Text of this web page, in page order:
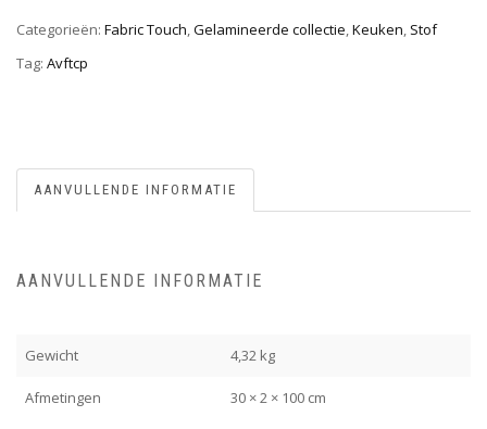
Categorieën: Fabric Touch,Gelamineerde collectie,Keuken, Stof
Tag: Avftcp
AANVULLENDE INFORMATIE
AANVULLENDE INFORMATIE
Gewicht 4,32 kg
Afmetingen 30 × 2 × 100 cm